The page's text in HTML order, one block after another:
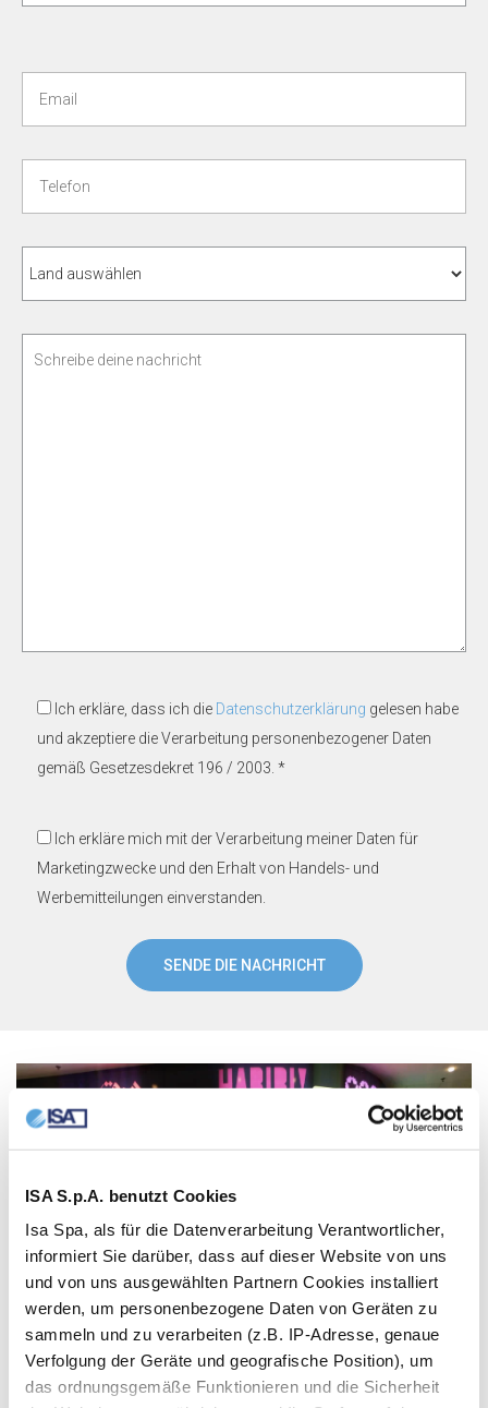
ISA S.p.A. benutzt Cookies
Isa Spa, als für die Datenverarbeitung Verantwortlicher,
informiert Sie darüber, dass auf dieser Website von uns
und von uns ausgewählten Partnern Cookies installiert
werden, um personenbezogene Daten von Geräten zu
sammeln und zu verarbeiten (z.B. IP-Adresse, genaue
Verfolgung der Geräte und geografische Position), um
das ordnungsgemäße Funktionieren und die Sicherheit
Ich erkläre, dass ich die Datenschutzerklärung gelesen habe
und akzeptiere die Verarbeitung personenbezogener Daten
gemäß Gesetzesdekret 196 / 2003. *
Ich erkläre mich mit der Verarbeitung meiner Daten für
Marketingzwecke und den Erhalt von Handels- und
Werbemitteilungen einverstanden.